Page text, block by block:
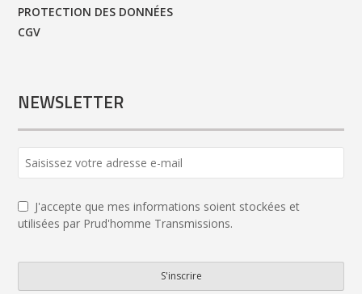
PROTECTION DES DONNÉES
CGV
NEWSLETTER
J'accepte que mes informations soient stockées et
utilisées par Prud'homme Transmissions.
S'inscrire